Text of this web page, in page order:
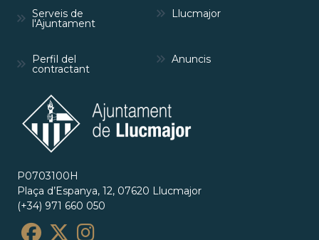
Serveis de
l'Ajuntament
Llucmajor
Perfil del
contractant
Anuncis
P0703100H
Plaça d’Espanya, 12, 07620 Llucmajor
(+34) 971 660 050